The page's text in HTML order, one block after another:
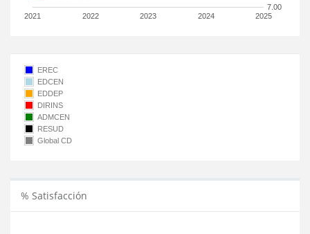
2021 2022 2023 2024 2025
7.00
EREC
EDCEN
EDDEP
DIRINS
ADMCEN
RESUD
Global CD
% Satisfacción